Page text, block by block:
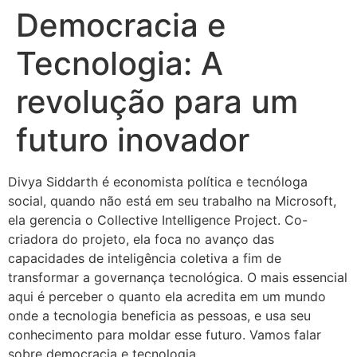
Democracia e
Tecnologia: A
revolução para um
futuro inovador
Divya Siddarth é economista política e tecnóloga
social, quando não está em seu trabalho na Microsoft,
ela gerencia o Collective Intelligence Project. Co-
criadora do projeto, ela foca no avanço das
capacidades de inteligência coletiva a fim de
transformar a governança tecnológica. O mais essencial
aqui é perceber o quanto ela acredita em um mundo
onde a tecnologia beneficia as pessoas, e usa seu
conhecimento para moldar esse futuro. Vamos falar
sobre democracia e tecnologia.